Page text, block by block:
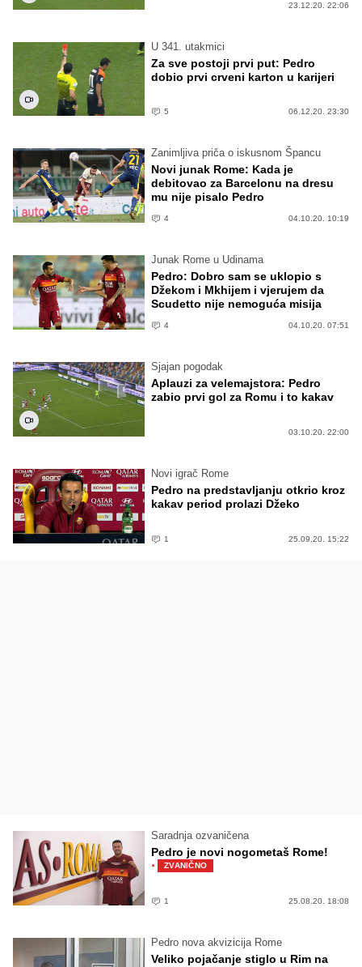
23.12.20. 22:06
U 341. utakmici
Za sve postoji prvi put: Pedro
dobio prvi crveni karton u karijeri
5 06.12.20. 23:30
Zanimljiva priča o iskusnom Špancu
Novi junak Rome: Kada je
debitovao za Barcelonu na dresu
mu nije pisalo Pedro
4 04.10.20. 10:19
Junak Rome u Udinama
Pedro: Dobro sam se uklopio s
Džekom i Mkhijem i vjerujem da
Scudetto nije nemoguća misija
4 04.10.20. 07:51
Sjajan pogodak
Aplauzi za velemajstora: Pedro
zabio prvi gol za Romu i to kakav
03.10.20. 22:00
Novi igrač Rome
Pedro na predstavljanju otkrio kroz
kakav period prolazi Džeko
1 25.09.20. 15:22
Saradnja ozvaničena
Pedro je novi nogometaš Rome!
· ZVANIČNO
1 25.08.20. 18:08
Pedro nova akvizicija Rome
Veliko pojačanje stiglo u Rim na